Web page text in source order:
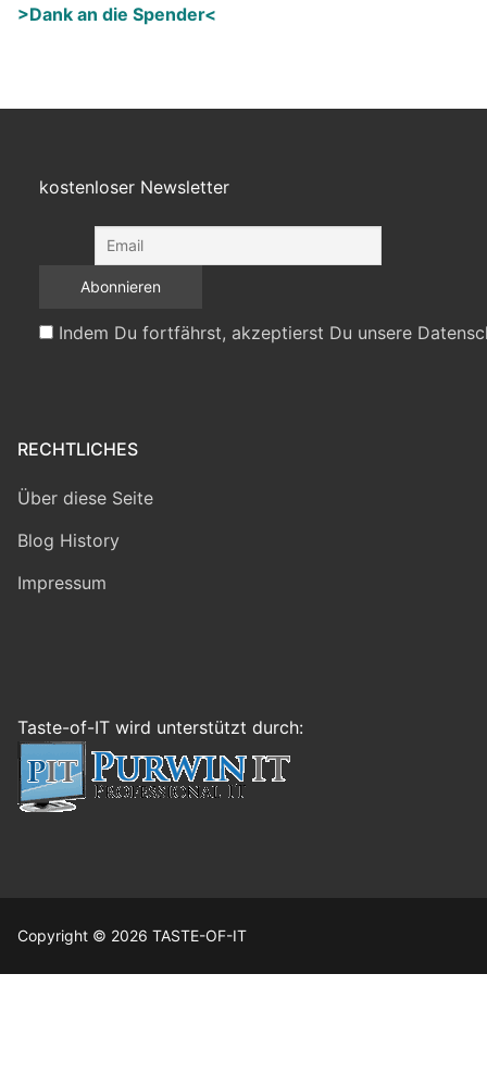
>Dank an die Spender<
kostenloser Newsletter
Indem Du fortfährst, akzeptierst Du unsere
RECHTLICHES
Über diese Seite
Blog History
Impressum
Taste-of-IT wird unterstützt durch:
Copyright © 2026 TASTE-OF-IT